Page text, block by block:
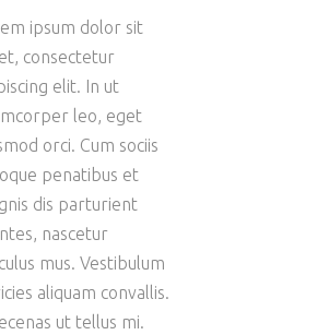
ipsum dolor sit
consectetur
elit. In ut
leo, eget
orci. Cum sociis
penatibus et
dis parturient
nascetur
mus. Vestibulum
aliquam convallis.
ut tellus mi.